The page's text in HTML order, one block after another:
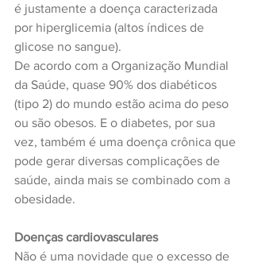
é justamente a doença caracterizada
por hiperglicemia (altos índices de
glicose no sangue).
De acordo com a Organização Mundial
da Saúde, quase 90% dos diabéticos
(tipo 2) do mundo estão acima do peso
ou são obesos. E o diabetes, por sua
vez, também é uma doença crônica que
pode gerar diversas complicações de
saúde, ainda mais se combinado com a
obesidade.
Doenças cardiovasculares
Não é uma novidade que o excesso de